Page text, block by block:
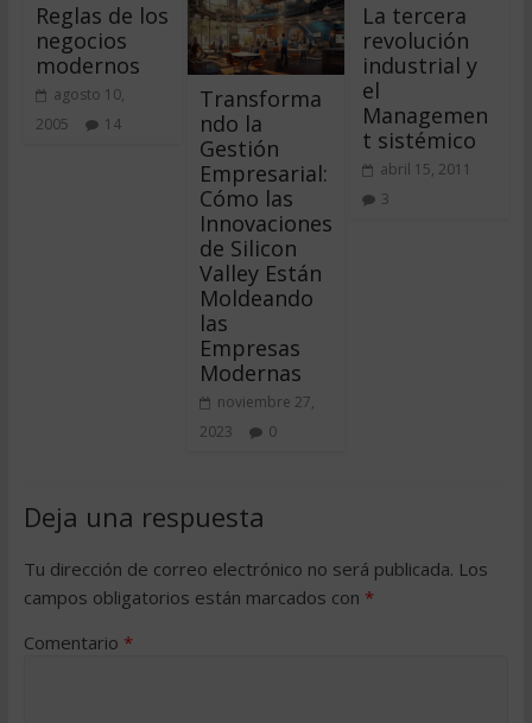
Reglas de los
negocios
modernos
agosto 10,
2005
14
Transforma
ndo la
Gestión
Empresarial:
Cómo las
Innovaciones
de Silicon
Valley Están
Moldeando
las
Empresas
Modernas
noviembre 27,
2023
0
La tercera
revolución
industrial y
el
Managemen
t sistémico
abril 15, 2011
3
Deja una respuesta
Tu dirección de correo electrónico no será publicada. Los
campos obligatorios están marcados con *
Comentario *